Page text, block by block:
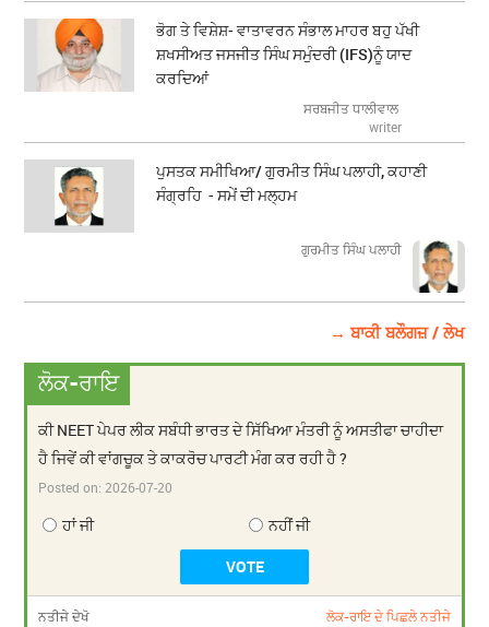
ਭੋਗ ਤੇ ਵਿਸ਼ੇਸ਼- ਵਾਤਾਵਰਨ ਸੰਭਾਲ ਮਾਹਰ ਬਹੁ ਪੱਖੀ
ਸ਼ਖਸੀਅਤ ਜਸਜੀਤ ਸਿੰਘ ਸਮੁੰਦਰੀ (IFS)ਨੂੰ ਯਾਦ
ਕਰਦਿਆਂ
ਸਰਬਜੀਤ ਧਾਲੀਵਾਲ
writer
ਪੁਸਤਕ ਸਮੀਖਿਆ/ ਗੁਰਮੀਤ ਸਿੰਘ ਪਲਾਹੀ, ਕਹਾਣੀ
ਸੰਗ੍ਰਹਿ - ਸਮੇਂ ਦੀ ਮਲ੍ਹਮ
ਗੁਰਮੀਤ ਸਿੰਘ ਪਲਾਹੀ
→ ਬਾਕੀ ਬਲੌਗਜ਼ / ਲੇਖ
ਲੋਕ-ਰਾਇ
ਕੀ NEET ਪੇਪਰ ਲੀਕ ਸਬੰਧੀ ਭਾਰਤ ਦੇ ਸਿੱਖਿਆ ਮੰਤਰੀ ਨੂੰ ਅਸਤੀਫਾ ਚਾਹੀਦਾ
ਹੈ ਜਿਵੇਂ ਕੀ ਵਾਂਗਚੂਕ ਤੇ ਕਾਕਰੋਚ ਪਾਰਟੀ ਮੰਗ ਕਰ ਰਹੀ ਹੈ ?
Posted on:2026-07-20
ਹਾਂ ਜੀ ਨਹੀਂ ਜੀ
ਨਤੀਜੇ ਦੇਖੋ ਲੋਕ-ਰਾਇ ਦੇ ਪਿਛਲੇ ਨਤੀਜੇ